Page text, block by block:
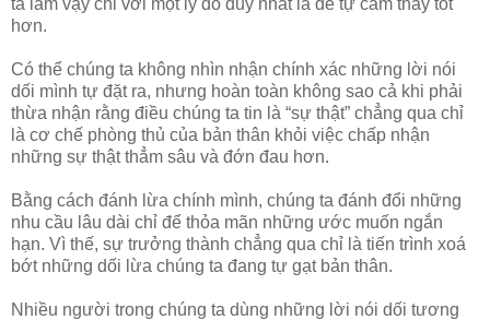
hơn.
Có thể chúng ta không nhìn nhận chính xác những lời nói
dối mình tự đặt ra, nhưng hoàn toàn không sao cả khi phải
thừa nhận rằng điều chúng ta tin là “sự thật” chẳng qua chỉ
là cơ chế phòng thủ của bản thân khỏi việc chấp nhận
những sự thật thẳm sâu và đớn đau hơn.
Bằng cách đánh lừa chính mình, chúng ta đánh đổi những
nhu cầu lâu dài chỉ để thỏa mãn những ước muốn ngắn
hạn. Vì thế, sự trưởng thành chẳng qua chỉ là tiến trình xoá
bớt những dối lừa chúng ta đang tự gạt bản thân.
Nhiều người trong chúng ta dùng những lời nói dối tương